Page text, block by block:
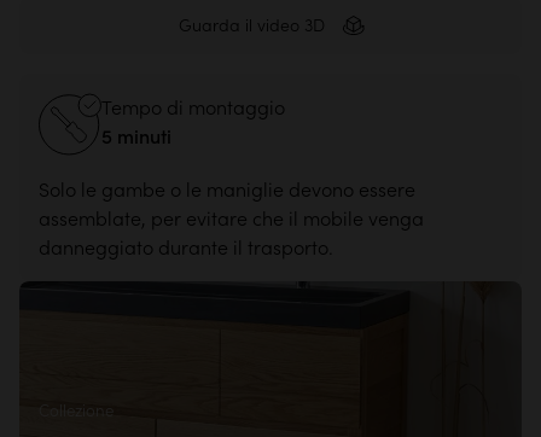
Guarda il video 3D
Tempo di montaggio
5 minuti
Solo le gambe o le maniglie devono essere
assemblate, per evitare che il mobile venga
danneggiato durante il trasporto.
Collezione